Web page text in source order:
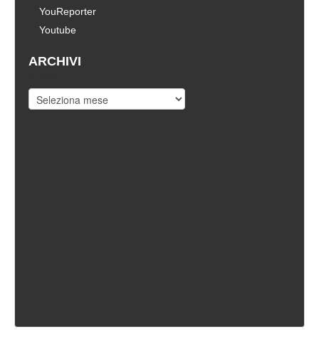
YouReporter
Youtube
ARCHIVI